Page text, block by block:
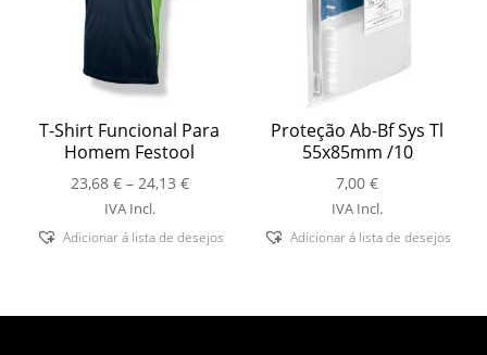
T-Shirt Funcional Para
Homem Festool
23,68 € – 24,13 €Price
through
IVA Incl.
Adicionar á lista de desejos
Proteção Ab-Bf Sys Tl
55x85mm /10
7,00€
IVA Incl.
Adicionar á lista de desejos